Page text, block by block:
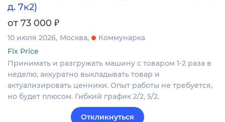
д. 7к2)
от 73 000 ₽
10 июля 2026 Москва
Коммунарка
Fix Price
Принимать и разгружать машину с товаром 1-2 раза в
неделю, аккуратно выкладывать товар и
актуализировать ценники. Опыт работы не требуется,
но будет плюсом. Гибкий график 2/2, 5/2.
Откликнуться